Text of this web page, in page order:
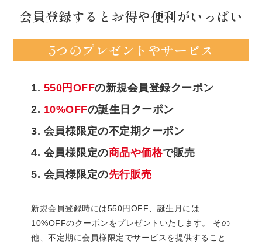
会員登録するとお得や便利がいっぱい
5つのプレゼントやサービス
1. 550円OFFの新規会員登録クーポン
2. 10%OFFの誕生日クーポン
3. 会員様限定の不定期クーポン
4. 会員様限定の商品や価格で販売
5. 会員様限定の先行販売
新規会員登録時には550円OFF、誕生月には
10%OFFのクーポンをプレゼントいたします。 その
他、不定期に会員様限定でサービスを提供すること